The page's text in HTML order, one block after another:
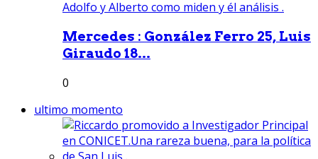
Mercedes : González Ferro 25, Luis
Giraudo 18...
0
ultimo momento